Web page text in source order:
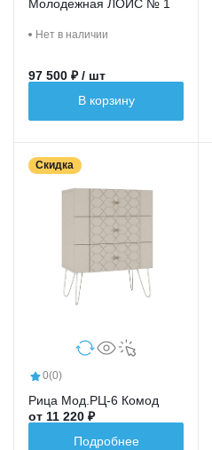
Молодежная ЛОЙС № 1
Нет в наличии
97 500 ₽ / шт
В корзину
Скидка
0(0)
Рица Мод.РЦ-6 Комод
от 11 220 ₽
Подробнее